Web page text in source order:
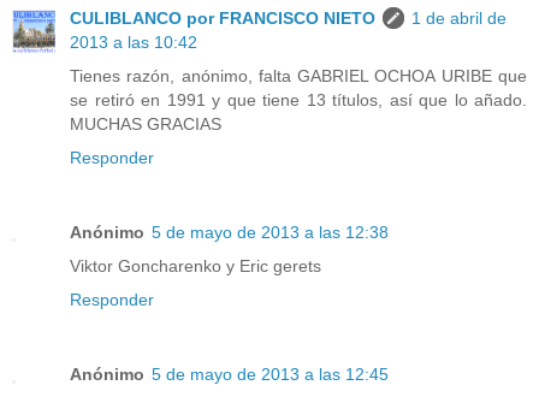
CULIBLANCO por FRANCISCO NIETO
1 de abril de
2013 a las 10:42
Tienes razón, anónimo, falta GABRIEL OCHOA URIBE que
se retiró en 1991 y que tiene 13 títulos, así que lo añado.
MUCHAS GRACIAS
Responder
Anónimo 5 de mayo de 2013 a las 12:38
Viktor Goncharenko y Eric gerets
Responder
Anónimo 5 de mayo de 2013 a las 12:45